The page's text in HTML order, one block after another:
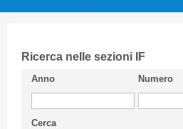
CIFI in breve
Linee Guida
Ricerca nelle sezioni IF
Anno Numero
Cerca